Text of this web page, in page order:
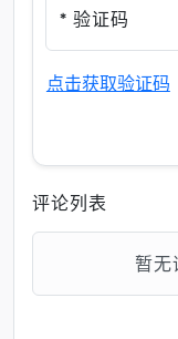
* 验证码
点击获取验证码
评论列表
暂无